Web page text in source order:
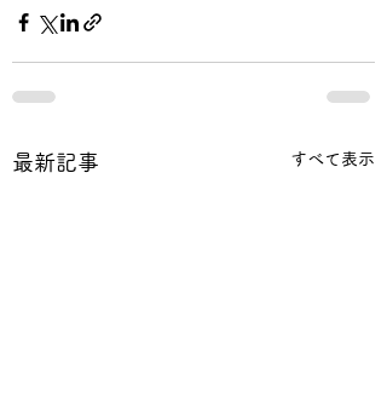
最新記事 すべて表示